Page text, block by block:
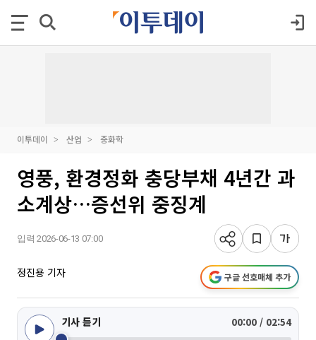
이투데이 산업 중화학
영풍, 환경정화 충당부채 4년간 과
소계상…증선위 중징계
입력 2026-06-13 07:00
정진용 기자 구글 선호매체 추가
기사 듣기 00:00 / 02:54